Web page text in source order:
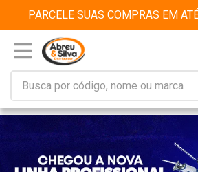
PARCELE SUAS COMPRAS EM